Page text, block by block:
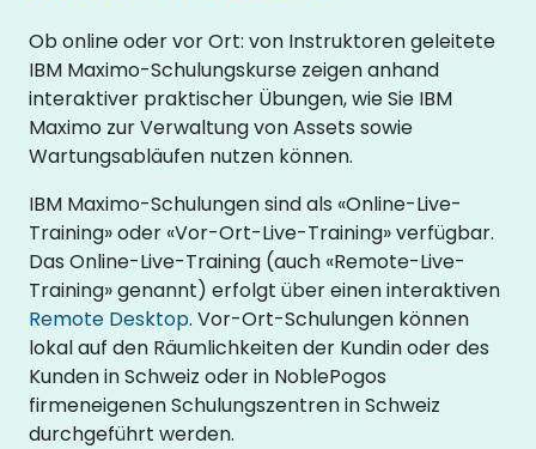
Ob online oder vor Ort: von Instruktoren geleitete
IBM Maximo-Schulungskurse zeigen anhand
interaktiver praktischer Übungen, wie Sie IBM
Maximo zur Verwaltung von Assets sowie
Wartungsabläufen nutzen können.
IBM Maximo-Schulungen sind als «Online-Live-
Training» oder «Vor-Ort-Live-Training» verfügbar.
Das Online-Live-Training (auch «Remote-Live-
Training» genannt) erfolgt über einen interaktiven
Remote Desktop. Vor-Ort-Schulungen können
lokal auf den Räumlichkeiten der Kundin oder des
Kunden in Schweiz oder in NoblePogos
firmeneigenen Schulungszentren in Schweiz
durchgeführt werden.